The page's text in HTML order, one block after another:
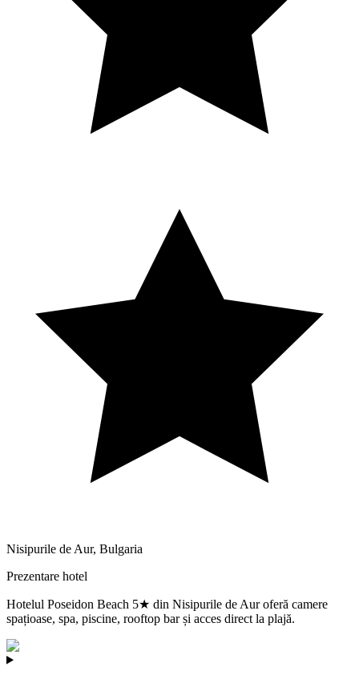
Nisipurile de Aur, Bulgaria
Prezentare hotel
Hotelul Poseidon Beach 5★ din Nisipurile de Aur oferă camere
spațioase, spa, piscine, rooftop bar și acces direct la plajă.